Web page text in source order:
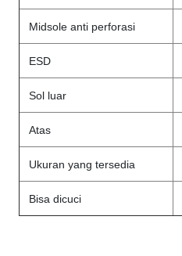
Midsole anti perforasi
ESD
Sol luar
Atas
Ukuran yang tersedia
Bisa dicuci